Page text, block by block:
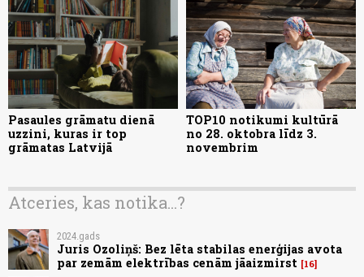
Pasaules grāmatu dienā
uzzini, kuras ir top
grāmatas Latvijā
TOP10 notikumi kultūrā
no 28. oktobra līdz 3.
novembrim
Atceries, kas notika...?
2024.gads
Juris Ozoliņš: Bez lēta stabilas enerģijas avota
par zemām elektrības cenām jāaizmirst
16